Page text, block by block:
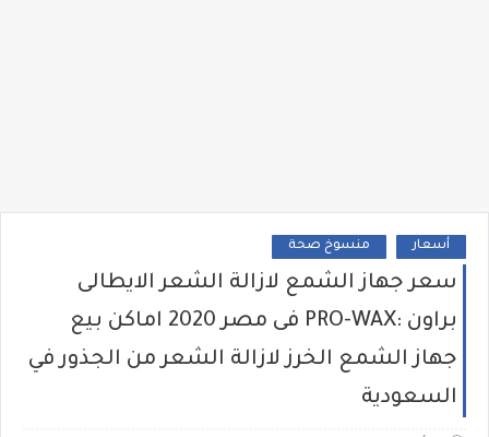
أسعار منسوخ صحة
سعر جهاز الشمع لازالة الشعر الايطالى
براون :PRO-WAX فى مصر 2020 اماكن بيع
جهاز الشمع الخرز لازالة الشعر من الجذور في
السعودية